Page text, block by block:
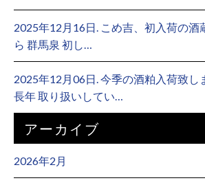
2025年12月16日. こめ吉、初入荷の酒
ら 群馬泉 初し…
2025年12月06日. 今季の酒粕入荷致し
長年 取り扱いしてい…
アーカイブ
2026年2月